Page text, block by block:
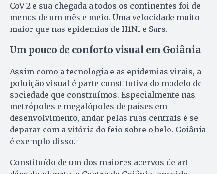
CoV-2 e sua chegada a todos os continentes foi de
menos de um mês e meio. Uma velocidade muito
maior que nas epidemias de H1N1 e Sars.
Um pouco de conforto visual em Goiânia
Assim como a tecnologia e as epidemias virais, a
poluição visual é parte constitutiva do modelo de
sociedade que construímos. Especialmente nas
metrópoles e megalópoles de países em
desenvolvimento, andar pelas ruas centrais é se
deparar com a vitória do feio sobre o belo. Goiânia
é exemplo disso.
Constituído de um dos maiores acervos de art